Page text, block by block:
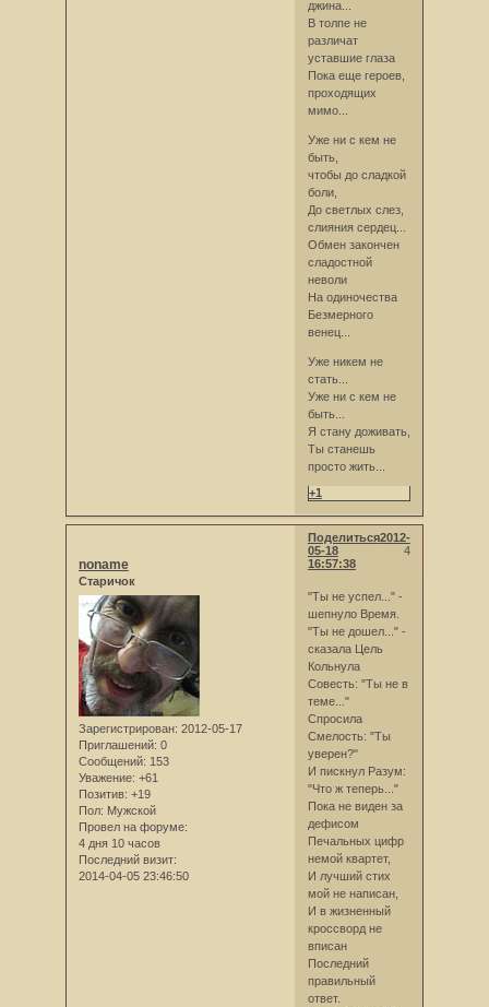
джина...
В толпе не
различат
уставшие глаза
Пока еще героев,
проходящих
мимо...
Уже ни с кем не
быть,
чтобы до сладкой
боли,
До светлых слез,
слияния сердец...
Обмен закончен
сладостной
неволи
На одиночества
Безмерного
венец...
Уже никем не
стать...
Уже ни с кем не
быть...
Я стану доживать,
Ты станешь
просто жить...
+1
Поделиться
4
2012-
05-18
16:57:38
noname
Старичок
Зарегистрирован: 2012-05-17
Приглашений: 0
Сообщений: 153
Уважение: +61
Позитив: +19
Пол: Мужской
Провел на форуме:
4 дня 10 часов
Последний визит:
2014-04-05 23:46:50
"Ты не успел..." -
шепнуло Время.
"Ты не дошел..." -
сказала Цель
Кольнула
Совесть: "Ты не в
теме..."
Спросила
Смелость: "Ты
уверен?"
И пискнул Разум:
"Что ж теперь..."
Пока не виден за
дефисом
Печальных цифр
немой квартет,
И лучший стих
мой не написан,
И в жизненный
кроссворд не
вписан
Последний
правильный
ответ.